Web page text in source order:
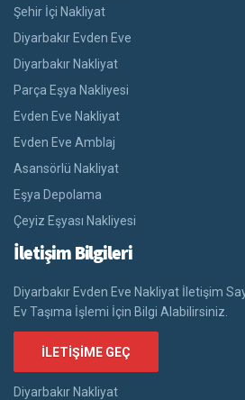
Şehir İçi Nakliyat
Diyarbakır Evden Eve
Diyarbakır Nakliyat
Parça Eşya Nakliyesi
Evden Eve Nakliyat
Evden Eve Amblaj
Asansörlü Nakliyat
Eşya Depolama
Çeyiz Eşyası Nakliyesi
İletişim Bilgileri
Diyarbakır Evden Eve Nakliyat İletişim
Ev Taşıma İşlemi İçin Bilgi Alabilirsiniz.
İLETIŞIME GEÇ
Diyarbakır Nakliyat